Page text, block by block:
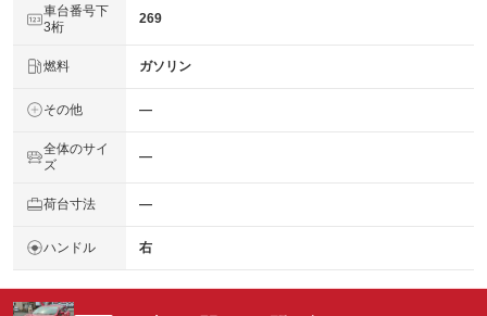
車台番号下
3桁
269
燃料 ガソリン
その他 ―
全体のサイ
ズ
―
荷台寸法 ―
ハンドル 右